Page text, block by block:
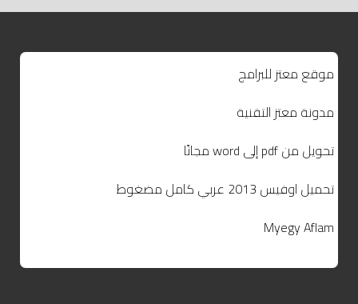
موقع معتز للبرامج
مدونة معتز التقنية
تحويل من pdf إلى word مجانًا
تحميل اوفيس 2013 عربي كامل مضغوط
Myegy Aflam